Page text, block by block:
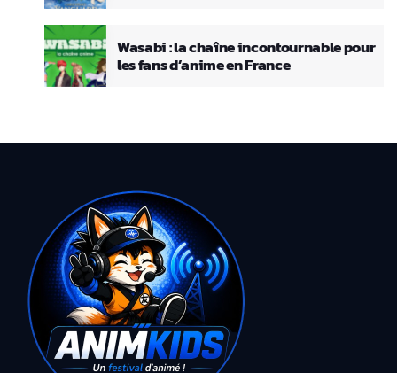
Wasabi : la chaîne incontournable pour
les fans d’anime en France